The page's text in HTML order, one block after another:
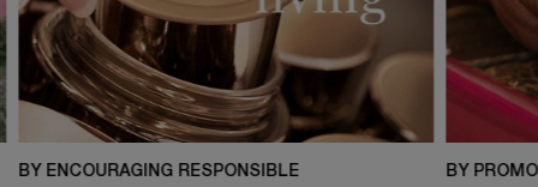
BY ENCOURAGING RESPONSIBLE
BY